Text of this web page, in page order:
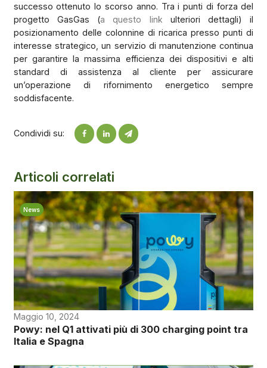
successo ottenuto lo scorso anno. Tra i punti di forza del
progetto GasGas (a questo link ulteriori dettagli) il
posizionamento delle colonnine di ricarica presso punti di
interesse strategico, un servizio di manutenzione continua
per garantire la massima efficienza dei dispositivi e alti
standard di assistenza al cliente per assicurare
un’operazione di rifornimento energetico sempre
soddisfacente.
Condividi su:
Articoli correlati
News
Maggio 10, 2024
Powy: nel Q1 attivati più di 300 charging point tra
Italia e Spagna